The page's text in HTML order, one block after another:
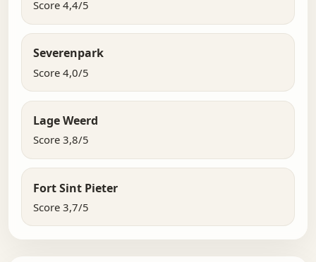
Score 4,4/5
Severenpark
Score 4,0/5
Lage Weerd
Score 3,8/5
Fort Sint Pieter
Score 3,7/5